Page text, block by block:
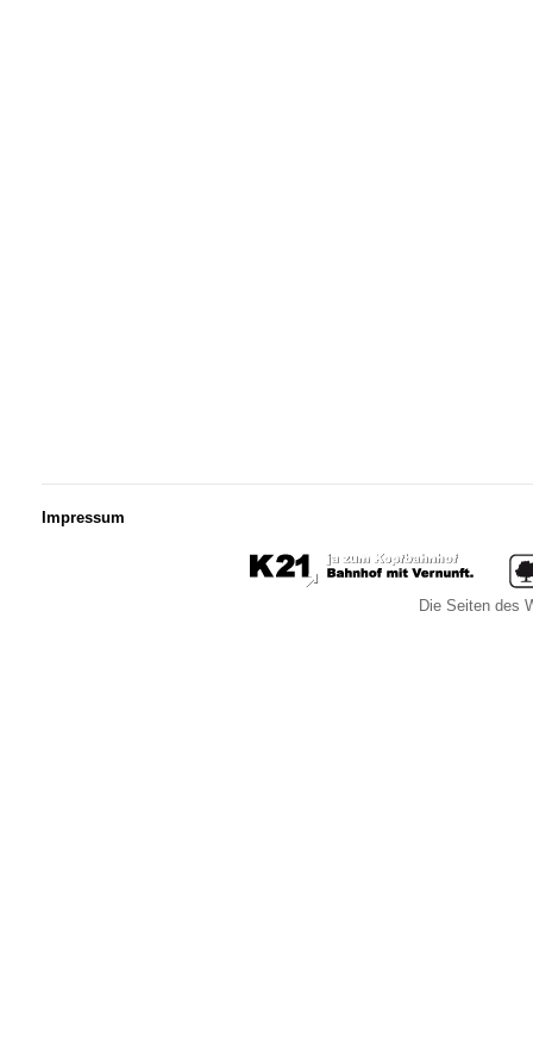
Impressum
Die Seiten des